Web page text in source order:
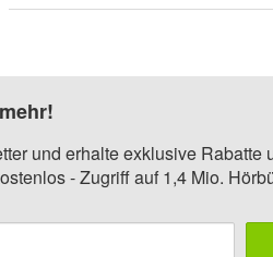
und erhalte exklusive Rabatte
- Zugriff auf 1,4 Mio.